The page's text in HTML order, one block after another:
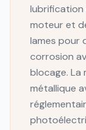
lubrification
moteur et
lames pour
corrosion
blocage. La
métallique